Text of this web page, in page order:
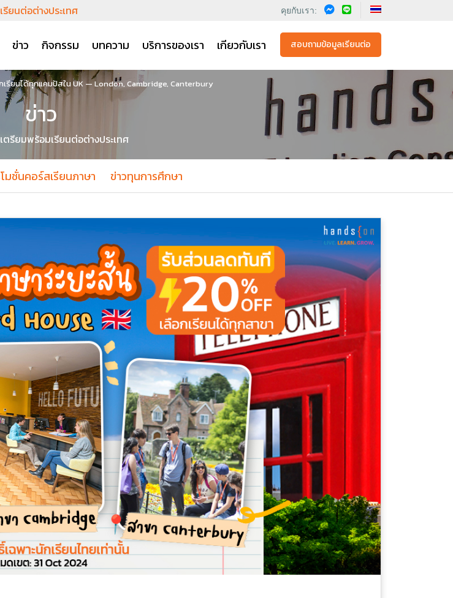
รียนต่อต่างประเทศ คุยกับเรา:
ข่าว กิจกรรม บทความ บริการของเรา เกียวกับเรา สอบถามข้อมูลเรียนต่อ
รียนได้ทุกแคมปัสใน UK — London, Cambridge, Canterbury
ข่าว
ตรียมพร้อมเรียนต่อต่างประเทศ
มชั่นคอร์สเรียนภาษา ข่าวทุนการศึกษา